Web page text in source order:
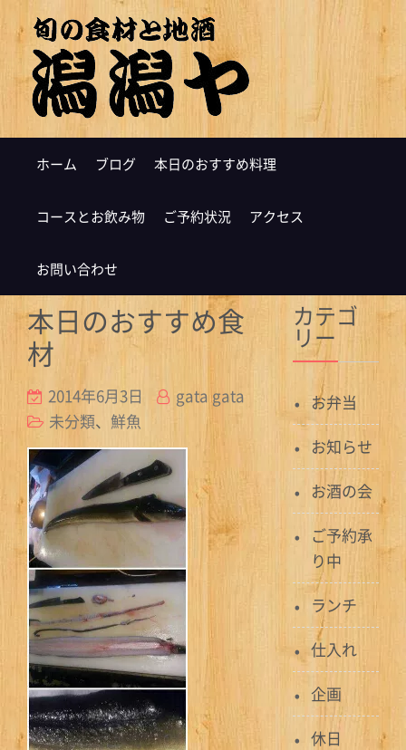
ホーム ブログ 本日のおすすめ料理
コースとお飲み物 ご予約状況 アクセス
お問い合わせ
本日のおすすめ食
材
2014年6月3日
gata gata
未分類、 鮮魚
カテゴ
リー
お弁当
お知らせ
お酒の会
ご予約承
り中
ランチ
仕入れ
企画
休日